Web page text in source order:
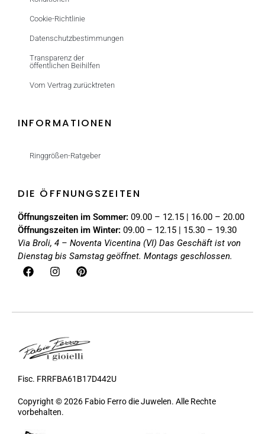
Cookie-Richtlinie
Datenschutzbestimmungen
Transparenz der
öffentlichen Beihilfen
Vom Vertrag zurücktreten
INFORMATIONEN
Ringgrößen-Ratgeber
DIE ÖFFNUNGSZEITEN
Öffnungszeiten im Sommer: 09.00 – 12.15 | 16.00 – 20.00
Öffnungszeiten im Winter: 09.00 – 12.15 | 15.30 – 19.30
Via Broli, 4 – Noventa Vicentina (VI) Das Geschäft ist von
Dienstag bis Samstag geöffnet. Montags geschlossen.
Fisc. FRRFBA61B17D442U
Copyright © 2026 Fabio Ferro die Juwelen. Alle Rechte
vorbehalten.